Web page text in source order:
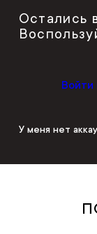
Остались
Войти
У меня нет